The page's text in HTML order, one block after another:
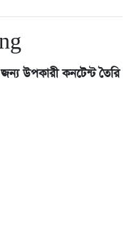
উপকারী কনটেন্ট তৈরি